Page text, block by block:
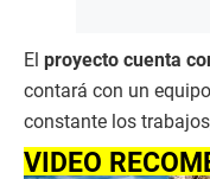
El proyecto cuenta
contará con un
constante los
VIDEO